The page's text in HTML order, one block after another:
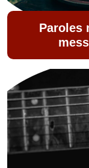
Paroles